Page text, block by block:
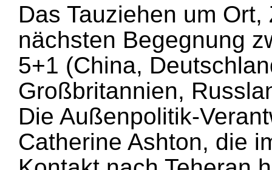
Das Tauziehen um
nächsten Begegnung
5+1 (China,
Großbritannien,
Die Außenpolitik-
Catherine Ashton, die